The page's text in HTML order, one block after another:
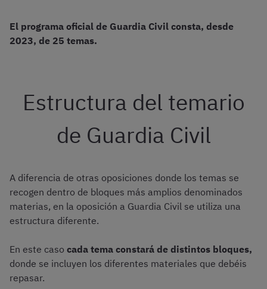
El programa oficial de Guardia Civil consta, desde
2023, de 25 temas.
Estructura del temario
de Guardia Civil
A diferencia de otras oposiciones donde los temas se
recogen dentro de bloques más amplios denominados
materias, en la oposición a Guardia Civil se utiliza una
estructura diferente.
En este caso cada tema constará de distintos bloques,
donde se incluyen los diferentes materiales que debéis
repasar.